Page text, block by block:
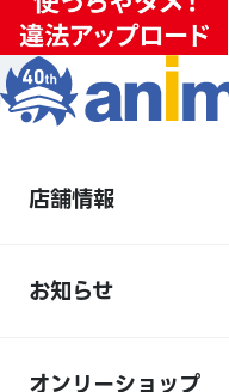
店舗情報
お知らせ
オンリーショップ